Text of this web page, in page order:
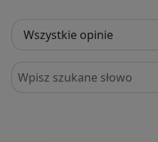
Szukaj w opiniach